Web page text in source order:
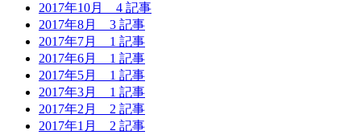
2017年10月 4 記事
2017年8月 3 記事
2017年7月 1 記事
2017年6月 1 記事
2017年5月 1 記事
2017年3月 1 記事
2017年2月 2 記事
2017年1月 2 記事